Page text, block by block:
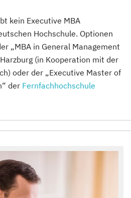
kein Executive MBA
Hochschule. Optionen
„MBA in General Management
(in Kooperation mit der
oder der „Executive Master of
der Fernfachhochschule